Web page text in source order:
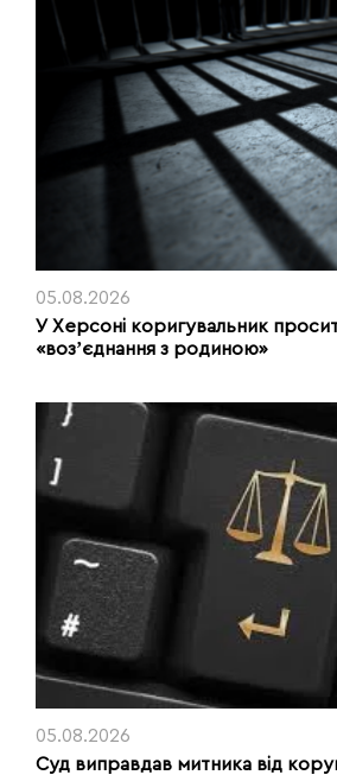
05.08.2026
У Херсоні коригувальник
«возʼєднання з родиною»
05.08.2026
Суд виправдав митника від